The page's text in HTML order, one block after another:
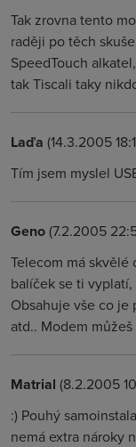
Tak zrovna tento
raději po těch
SpeedTouch
tak Tiscali taky
Laďa (14.3.2005
Tím jsem myslel
Geno(7.2.2005
Telecom má skvělé
balíček se ti vyplatí,
Obsahuje vše co je
atd.. Modem
Matrial (8.2.2005
:) Pouhý
nemá extra nároky